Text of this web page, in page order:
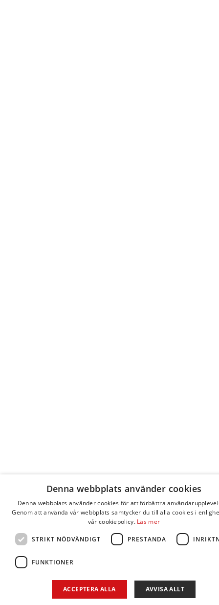
Denna webbplats använder cookies
Denna webbplats använder cookies för att förbättra
Genom att använda vår webbplats samtycker du till alla cookies i
vår cookiepolicy. Läs mer
STRIKT NÖDVÄNDIGT PRESTANDA
FUNKTIONER
ACCEPTERA ALLA AVVISA ALLT